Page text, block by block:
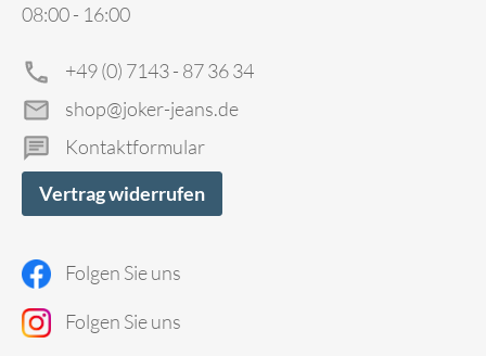
08:00 - 16:00
+49 (0) 7143 - 87 36 34
shop@joker-jeans.de
Kontaktformular
Vertrag widerrufen
Folgen Sie uns
Folgen Sie uns